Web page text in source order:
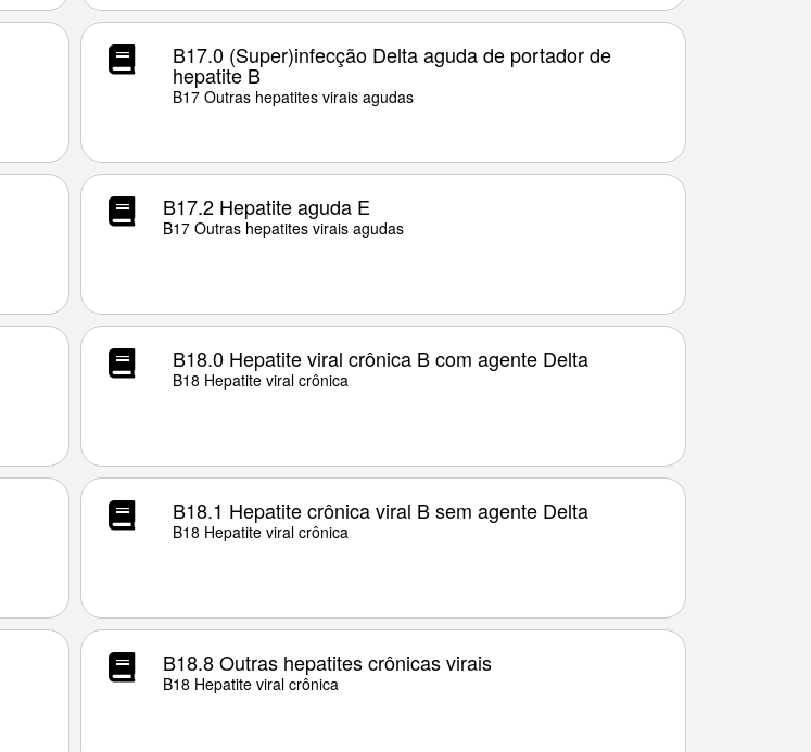
B17.0 (Super)infecção Delta aguda de portador de
hepatite B
B17 Outras hepatites virais agudas
B17.2 Hepatite aguda E
B17 Outras hepatites virais agudas
B18.0 Hepatite viral crônica B com agente Delta
B18 Hepatite viral crônica
B18.1 Hepatite crônica viral B sem agente Delta
B18 Hepatite viral crônica
B18.8 Outras hepatites crônicas virais
B18 Hepatite viral crônica